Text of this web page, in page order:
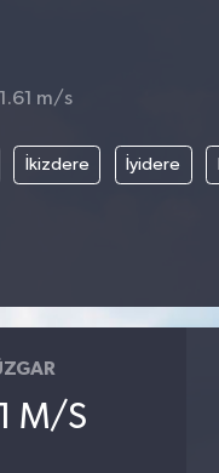
m/s
İkizdere İyidere
M/S